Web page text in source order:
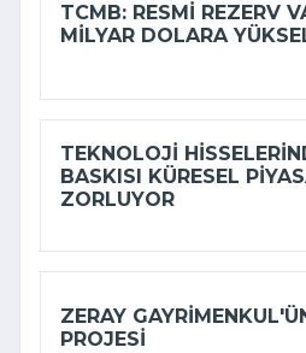
TCMB: RESMI REZERV
MILYAR DOLARA
TEKNOLOJI
BASKISI KÜRESEL
ZORLUYOR
ZERAY
PROJESI